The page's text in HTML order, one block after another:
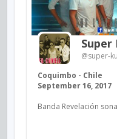
Super
@super-
Coquimbo - Chile
September 16, 2017
Banda Revelación